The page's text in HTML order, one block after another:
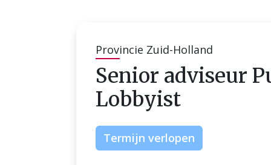
Provincie Zuid-Holland
Senior adviseur
Lobbyist
Termijn verlopen